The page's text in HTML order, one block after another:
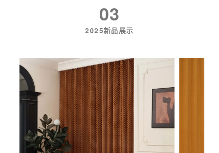
03
2025新品展示